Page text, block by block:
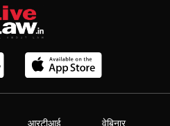
आरटीआई वेबिनार